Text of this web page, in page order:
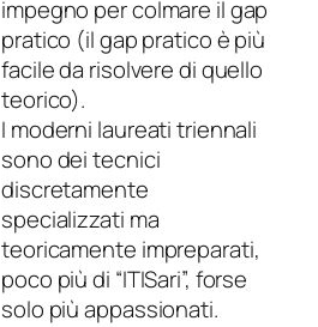
impegno per colmare il gap
pratico (il gap pratico è più
facile da risolvere di quello
teorico).
I moderni laureati triennali
sono dei tecnici
discretamente
specializzati ma
teoricamente impreparati,
poco più di “ITISari”, forse
solo più appassionati.